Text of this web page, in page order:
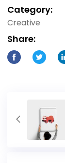
Category:
Creative
Share: